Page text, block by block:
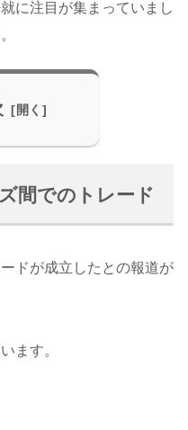
に注目が集まっていまし
間でのトレード
ドが成立したとの報道が
ます。